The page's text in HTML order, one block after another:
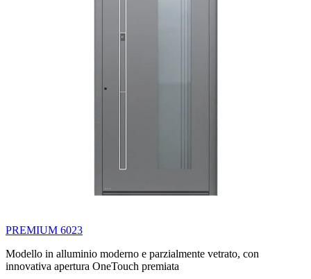
PREMIUM 6023
Modello in alluminio moderno e parzialmente vetrato, con
innovativa apertura OneTouch premiata